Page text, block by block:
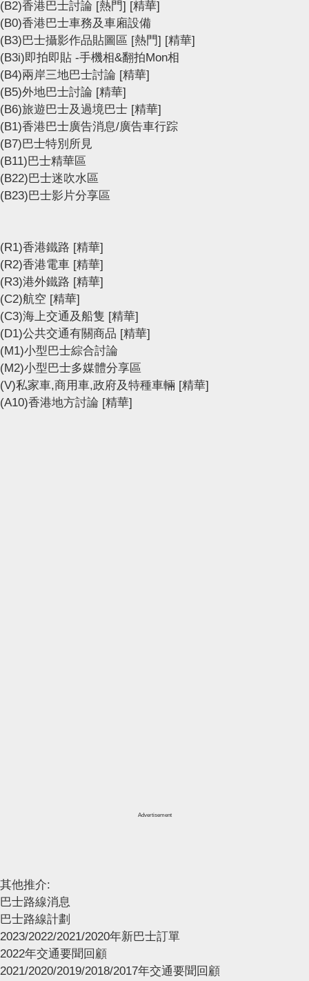
(B2)香港巴士討論 [熱門] [精華]
(B0)香港巴士車務及車廂設備
(B3)巴士攝影作品貼圖區 [熱門] [精華]
(B3i)即拍即貼 -手機相&翻拍Mon相
(B4)兩岸三地巴士討論 [精華]
(B5)外地巴士討論 [精華]
(B6)旅遊巴士及過境巴士 [精華]
(B1)香港巴士廣告消息/廣告車行踪
(B7)巴士特別所見
(B11)巴士精華區
(B22)巴士迷吹水區
(B23)巴士影片分享區
(R1)香港鐵路 [精華]
(R2)香港電車 [精華]
(R3)港外鐵路 [精華]
(C2)航空 [精華]
(C3)海上交通及船隻 [精華]
(D1)公共交通有關商品 [精華]
(M1)小型巴士綜合討論
(M2)小型巴士多媒體分享區
(V)私家車,商用車,政府及特種車輛 [精華]
(A10)香港地方討論 [精華]
Advertisement
其他推介:
巴士路線消息
巴士路線計劃
2023/2022/2021/2020年新巴士訂單
2022年交通要聞回顧
2021/2020/2019/2018/2017年交通要聞回顧